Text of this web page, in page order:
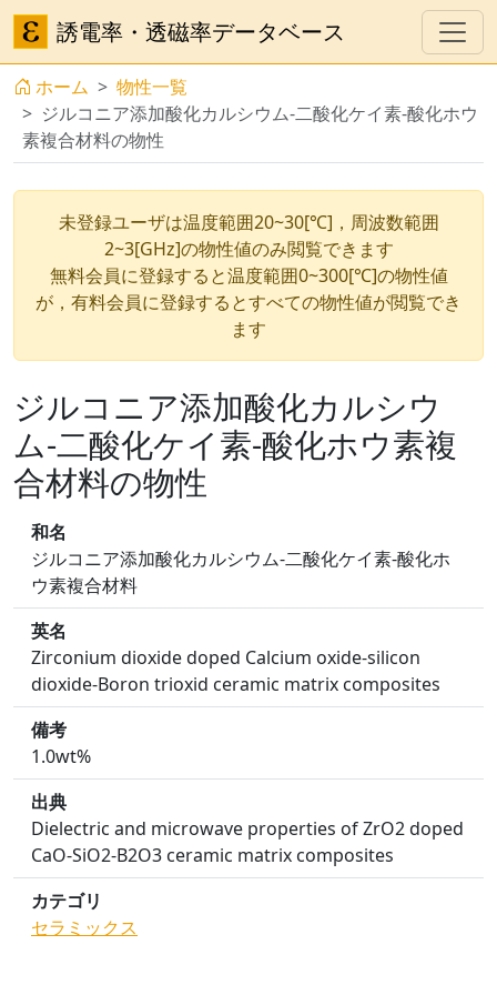
誘電率・透磁率データベース
ホーム
物性一覧
ジルコニア添加酸化カルシウム-二酸化ケイ素-酸化ホウ
素複合材料の物性
未登録ユーザは温度範囲20~30[℃]，周波数範囲
2~3[GHz]の物性値のみ閲覧できます
無料会員に登録すると温度範囲0~300[℃]の物性値
が，有料会員に登録するとすべての物性値が閲覧でき
ます
ジルコニア添加酸化カルシウ
ム-二酸化ケイ素-酸化ホウ素複
合材料の物性
和名
ジルコニア添加酸化カルシウム-二酸化ケイ素-酸化ホ
ウ素複合材料
英名
Zirconium dioxide doped Calcium oxide-silicon
dioxide-Boron trioxid ceramic matrix composites
備考
1.0wt%
出典
Dielectric and microwave properties of ZrO2 doped
CaO-SiO2-B2O3 ceramic matrix composites
カテゴリ
セラミックス